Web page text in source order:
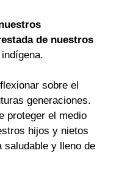
de nuestros
sobre el
generaciones.
proteger el medio
hijos y nietos
saludable y lleno de